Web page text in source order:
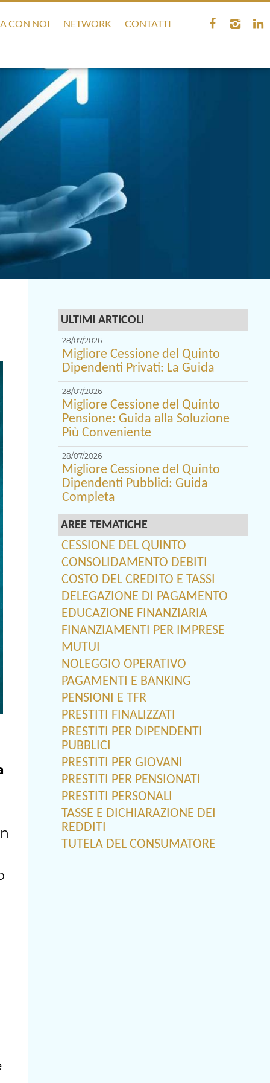
CON NOI NETWORK CONTATTI
ULTIMI ARTICOLI
28/07/2026
Migliore Cessione del Quinto
Dipendenti Privati: La Guida
28/07/2026
Migliore Cessione del Quinto
Pensione: Guida alla Soluzione
Più Conveniente
28/07/2026
Migliore Cessione del Quinto
Dipendenti Pubblici: Guida
Completa
AREE TEMATICHE
CESSIONE DEL QUINTO
CONSOLIDAMENTO DEBITI
COSTO DEL CREDITO E TASSI
DELEGAZIONE DI PAGAMENTO
EDUCAZIONE FINANZIARIA
FINANZIAMENTI PER IMPRESE
MUTUI
NOLEGGIO OPERATIVO
PAGAMENTI E BANKING
PENSIONI E TFR
PRESTITI FINALIZZATI
PRESTITI PER DIPENDENTI
PUBBLICI
PRESTITI PER GIOVANI
PRESTITI PER PENSIONATI
PRESTITI PERSONALI
TASSE E DICHIARAZIONE DEI
REDDITI
TUTELA DEL CONSUMATORE